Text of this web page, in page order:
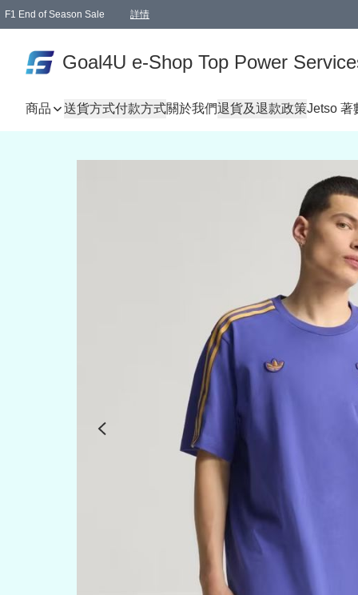
F1 End of Season Sale 詳情
Goal4U e-Shop Top Power
商品 送貨方式付款方式關於我們退貨及退款政策Jetso 著